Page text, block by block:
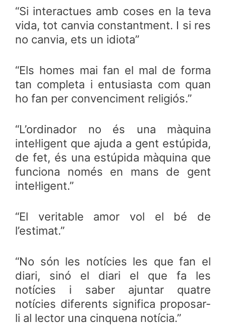
“Si interactues amb coses en la teva
vida, tot canvia constantment. I si res
no canvia, ets un idiota”
“Els homes mai fan el mal de forma
tan completa i entusiasta com quan
ho fan per convenciment religiós.”
“L’ordinador no és una màquina
intel·ligent que ajuda a gent estúpida,
de fet, és una estúpida màquina que
funciona només en mans de gent
intel·ligent.”
“El veritable amor vol el bé de
l’estimat.”
“No són les notícies les que fan el
diari, sinó el diari el que fa les
notícies i saber ajuntar quatre
notícies diferents significa proposar-
li al lector una cinquena notícia.”